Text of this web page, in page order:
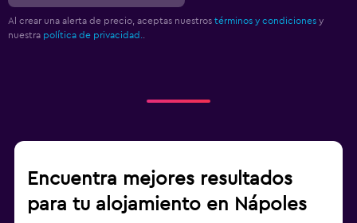
Al crear una alerta de precio, aceptas nuestros términos y condiciones y
nuestra política de privacidad.
Encuentra mejores resultados
para tu alojamiento en Nápoles